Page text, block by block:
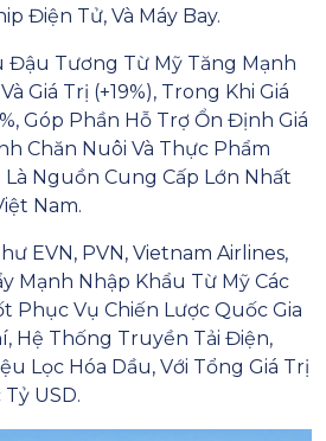
Điện Tử, Và Máy Bay.
Đậu Tương Từ Mỹ Tăng Mạnh
Giá Trị (+19%), Trong Khi Giá
Góp Phần Hỗ Trợ Ổn Định Giá
Chăn Nuôi Và Thực Phẩm
Là Nguồn Cung Cấp Lớn Nhất
Nam.
EVN, PVN, Vietnam Airlines,
Mạnh Nhập Khẩu Từ Mỹ Các
Phục Vụ Chiến Lược Quốc Gia
Hệ Thống Truyền Tải Điện,
Lọc Hóa Dầu, Với Tổng Giá Trị
USD.